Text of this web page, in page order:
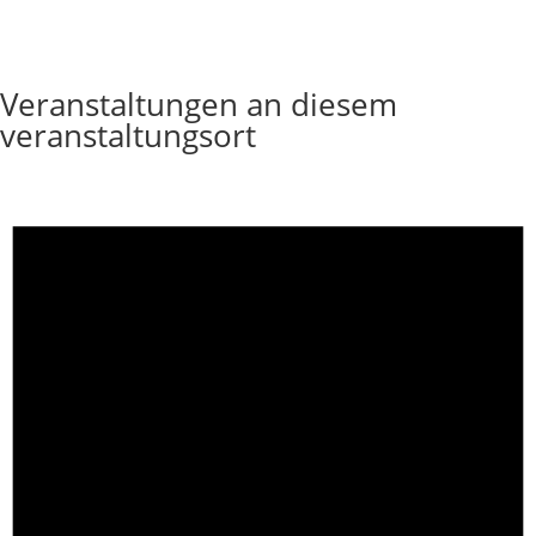
Veranstaltungen an diesem
veranstaltungsort